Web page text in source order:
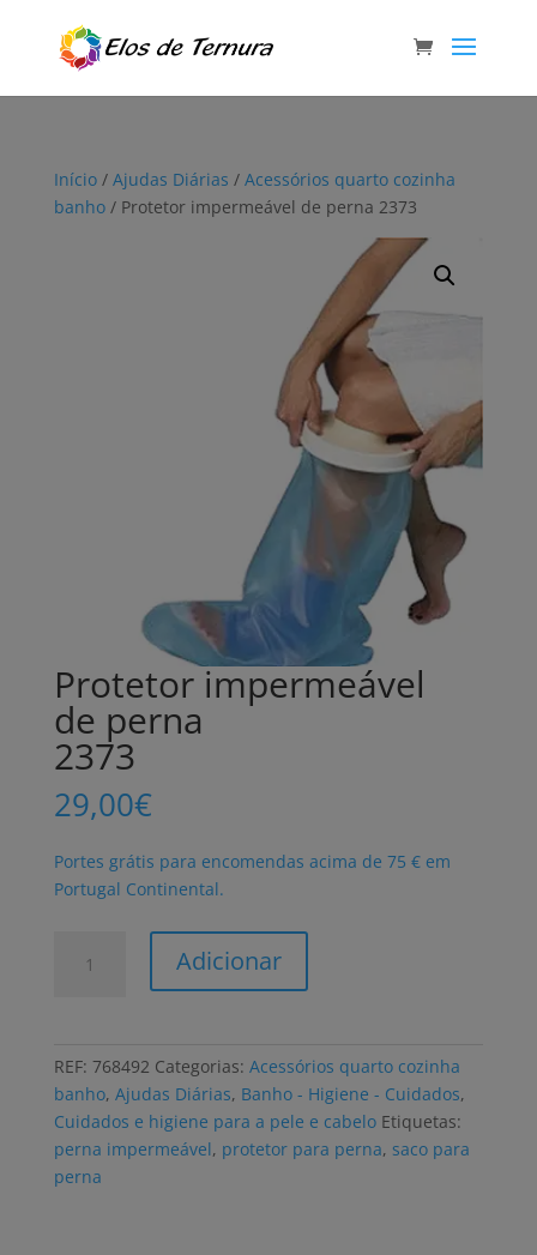
Início/ Ajudas Diárias / Acessórios quarto cozinha
banho/ Protetor impermeável de perna 2373
Protetor impermeável
de perna
2373
29,00€
Portes grátis para encomendas acima de 75 € em
Portugal Continental.
perna
2373
Adicionar
REF: 768492 Categorias: Acessórios quarto cozinha
banho, Ajudas Diárias, Banho - Higiene - Cuidados,
Cuidados e higiene para a pele e cabelo Etiquetas:
perna impermeável, protetor para perna, saco para
perna